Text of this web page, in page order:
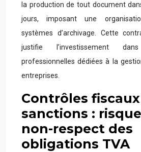
la production de tout document
jours, imposant une
systèmes d’archivage. Cette
justifie l’investissement
professionnelles dédiées à la
entreprises.
Contrôles
sanctions :
non-respect des
obligations TVA